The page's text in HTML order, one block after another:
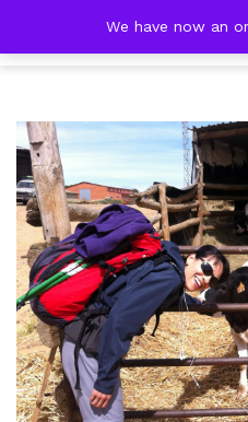
content
We have now an